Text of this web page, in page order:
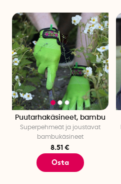
Puutarhakäsineet, bambu
Superpehmeät ja joustavat
bambukäsineet
8.51 €
Osta